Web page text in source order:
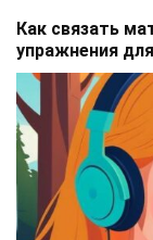
Как связать
упражнения